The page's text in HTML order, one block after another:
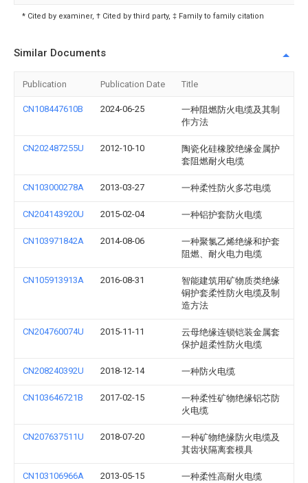
* Cited by examiner, † Cited by third party, ‡ Family to family citation
Similar Documents
Publication Publication Date Title
CN108447610B 2024-06-25
一种阻燃防火电缆及其制
作方法
CN202487255U 2012-10-10
陶瓷化硅橡胶绝缘金属护
套阻燃耐火电缆
CN103000278A 2013-03-27 一种柔性防火多芯电缆
CN204143920U 2015-02-04 一种铝护套防火电缆
CN103971842A 2014-08-06
一种聚氯乙烯绝缘和护套
阻燃、耐火电力电缆
CN105913913A 2016-08-31
智能建筑用矿物质类绝缘
铜护套柔性防火电缆及制
造方法
CN204760074U 2015-11-11
云母绝缘连锁铠装金属套
保护超柔性防火电缆
CN208240392U 2018-12-14 一种防火电缆
CN103646721B 2017-02-15
一种柔性矿物绝缘铝芯防
火电缆
CN207637511U 2018-07-20
一种矿物绝缘防火电缆及
其齿状隔离套模具
CN103106966A 2013-05-15 一种柔性高耐火电缆